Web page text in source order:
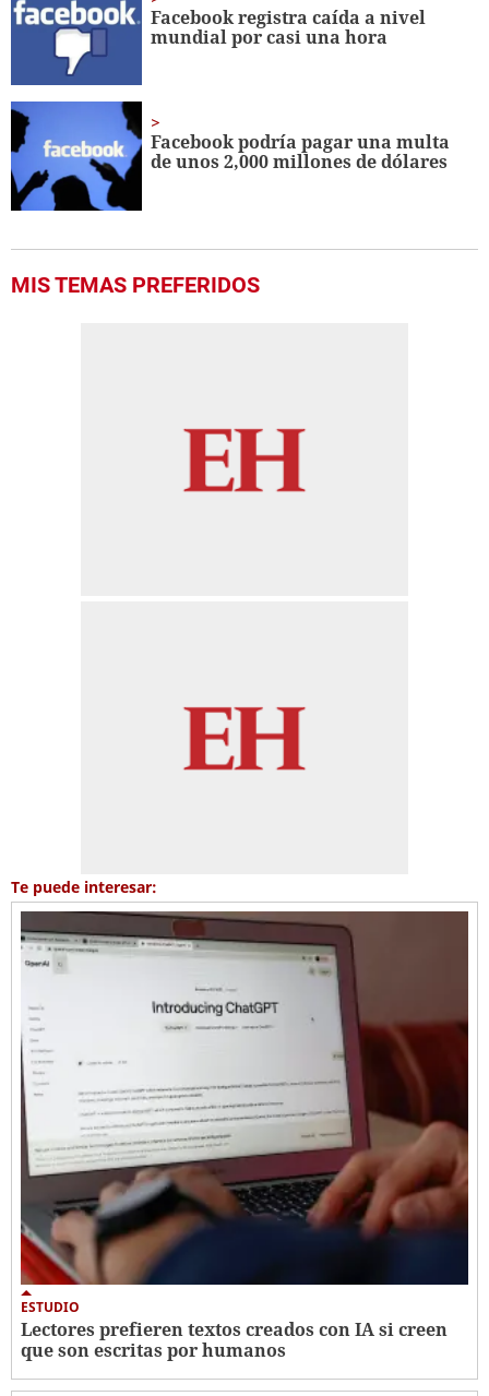
Facebook registra caída a nivel
mundial por casi una hora
Facebook podría pagar una multa
de unos 2,000 millones de dólares
MIS TEMAS PREFERIDOS
Te puede interesar:
ESTUDIO
Lectores prefieren textos creados con IA si creen
que son escritas por humanos